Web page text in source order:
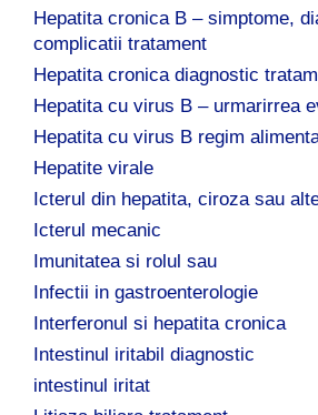
Hepatita cronica B – simptome,
complicatii tratament
Hepatita cronica diagnostic
Hepatita cu virus B – urmarirrea
Hepatita cu virus B regim
Hepatite virale
Icterul din hepatita, ciroza sau
Icterul mecanic
Imunitatea si rolul sau
Infectii in gastroenterologie
Interferonul si hepatita cronica
Intestinul iritabil diagnostic
intestinul iritat